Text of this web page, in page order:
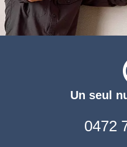
Un seul
0472